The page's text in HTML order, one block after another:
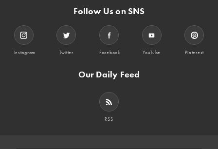
Follow Us on SNS
Instagram Twitter Facebook YouTube Pinterest
Our Daily Feed
RSS